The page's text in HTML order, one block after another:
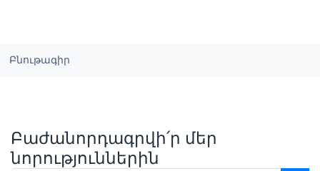
Բնութագիր
Բաժանորդագրվի՛ր մեր
նորություններին